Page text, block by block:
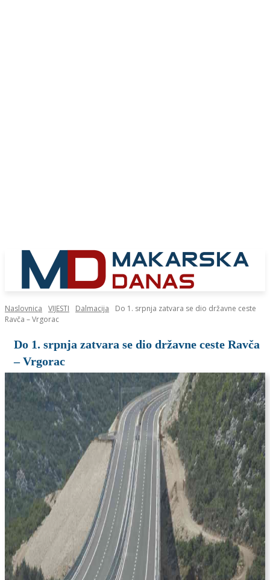
Naslovnica VIJESTI Dalmacija
Do 1. srpnja zatvara se dio državne ceste
Ravča – Vrgorac
Do 1. srpnja zatvara se dio državne ceste Ravča
– Vrgorac